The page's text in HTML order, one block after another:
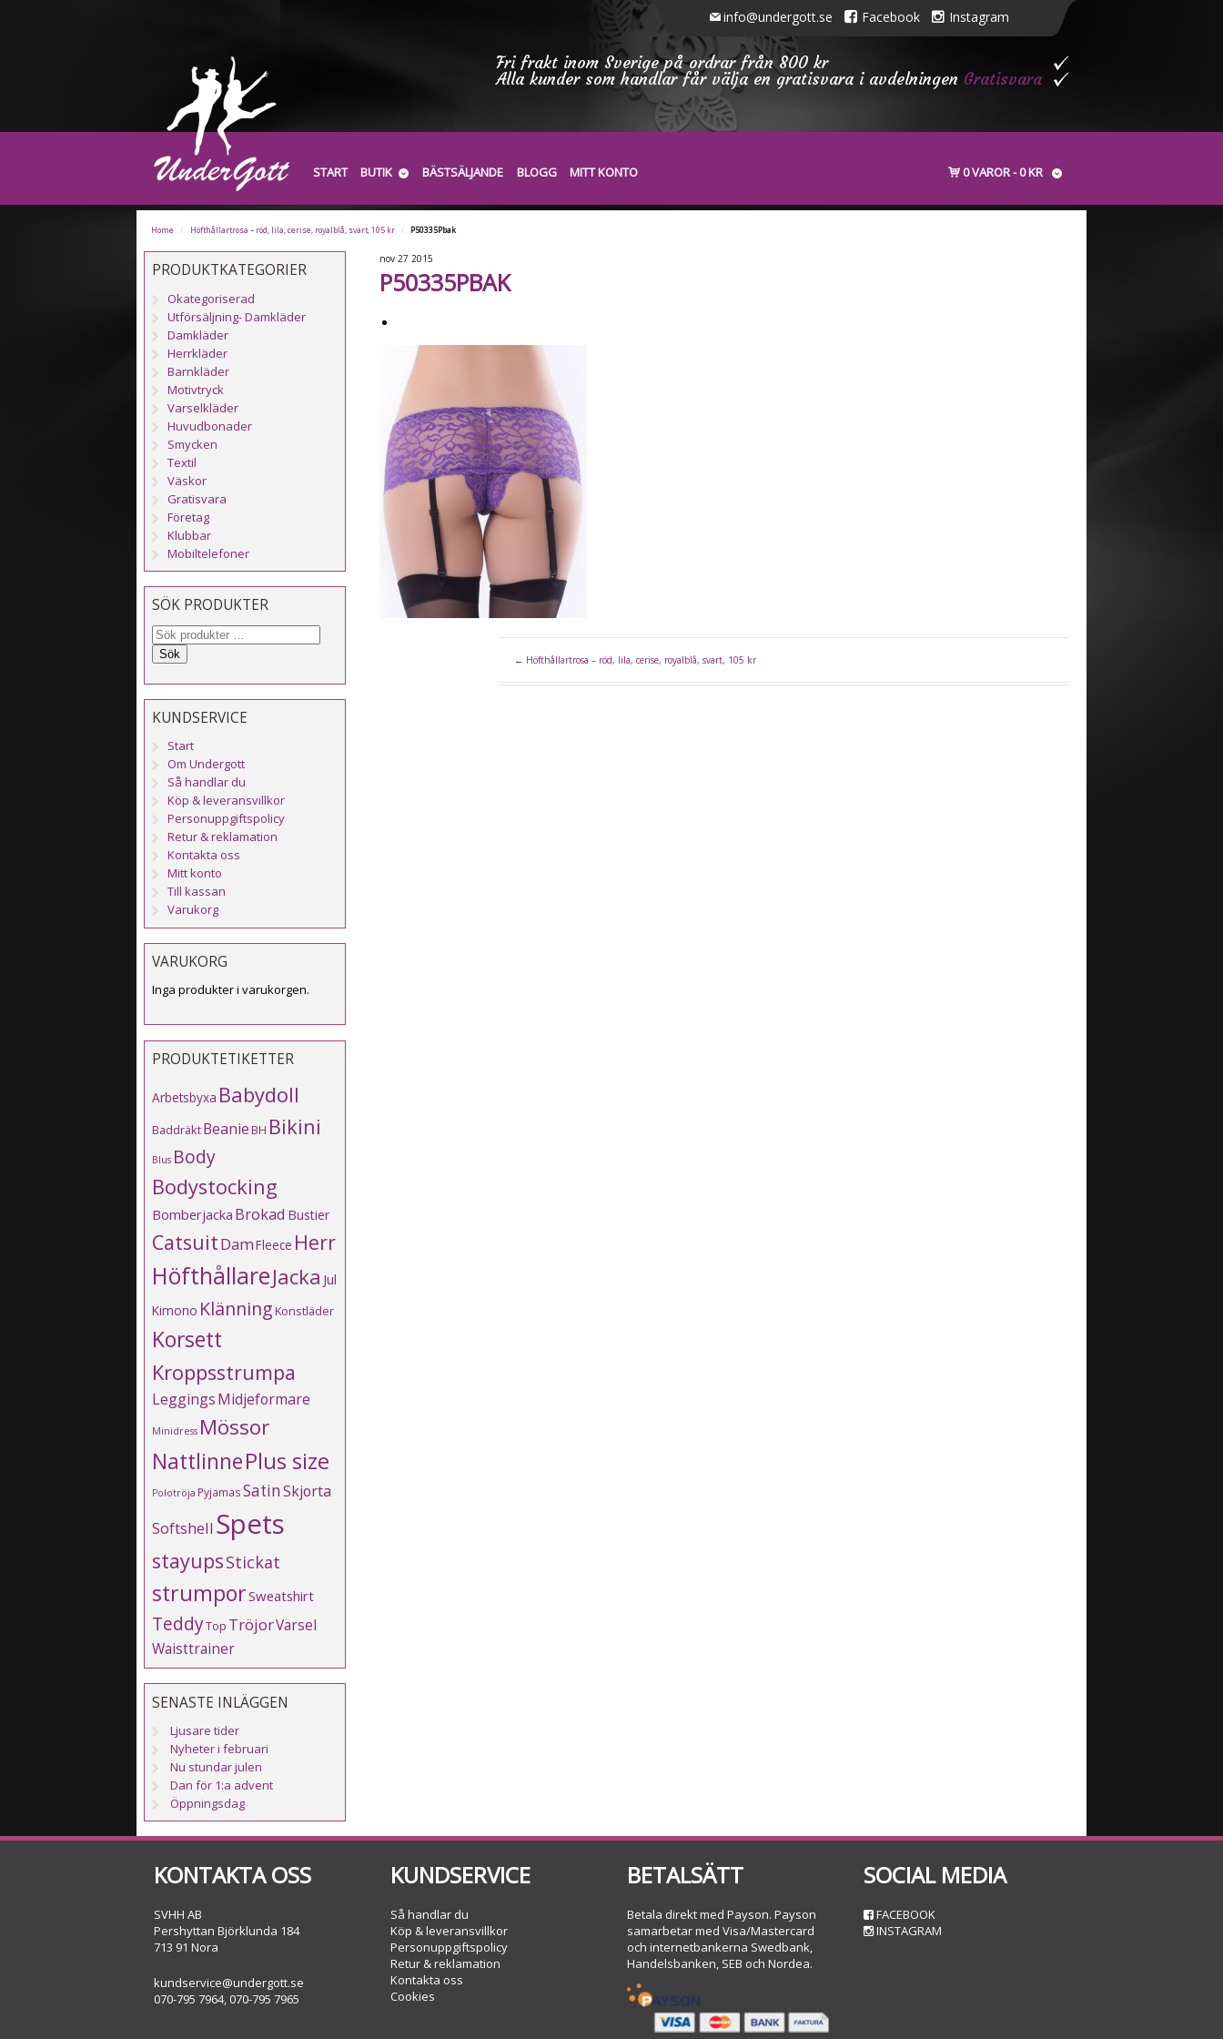
info@undergott.se Facebook Instagram
Fri frakt inom Sverige på ordrar från 800 kr
Alla kunder som handlar får välja en gratisvara i avdelningen Gratisvara
START BUTIK BÄSTSÄLJANDE BLOGG MITT KONTO 0 VAROR 0 KR
Home / Höfthållartrosa – röd, lila, cerise, royalblå, svart, 105 kr / P50335Pbak
nov 27 2015
P50335PBAK
← Höfthållartrosa – röd, lila, cerise, royalblå, svart, 105 kr
PRODUKTKATEGORIER
Okategoriserad
Utförsäljning- Damkläder
Damkläder
Herrkläder
Barnkläder
Motivtryck
Varselkläder
Huvudbonader
Smycken
Textil
Väskor
Gratisvara
Företag
Klubbar
Mobiltelefoner
SÖK PRODUKTER
Sök
KUNDSERVICE
Start
Om Undergott
Så handlar du
Köp & leveransvillkor
Personuppgiftspolicy
Retur & reklamation
Kontakta oss
Mitt konto
Till kassan
Varukorg
VARUKORG
Inga produkter i varukorgen.
PRODUKTETIKETTER
Arbetsbyxa Babydoll
BaddräktBeanieBH Bikini
Blus Body
Bodystocking
Bomberjacka Brokad Bustier
CatsuitDamFleece Herr
HöfthållareJacka Jul
Kimono KlänningKonstläder
Korsett
Kroppsstrumpa
LeggingsMidjeformare
Minidress Mössor
NattlinnePlus size
Polotröja PyjamasSatinSkjorta
Softshell Spets
stayupsStickat
strumporSweatshirt
TeddyTop TröjorVarsel
Waisttrainer
SENASTE INLÄGGEN
Ljusare tider
Nyheter i februari
Nu stundar julen
Dan för 1:a advent
Öppningsdag
KONTAKTA OSS
SVHH AB
Pershyttan Björklunda 184
713 91 Nora
kundservice@undergott.se
070-795 7964, 070-795 7965
KUNDSERVICE
Så handlar du
Köp & leveransvillkor
Personuppgiftspolicy
Retur & reklamation
Kontakta oss
Cookies
BETALSÄTT
Betala direkt med Payson. Payson
samarbetar med Visa/Mastercard
och internetbankerna Swedbank,
Handelsbanken, SEB och Nordea.
SOCIAL MEDIA
FACEBOOK
INSTAGRAM